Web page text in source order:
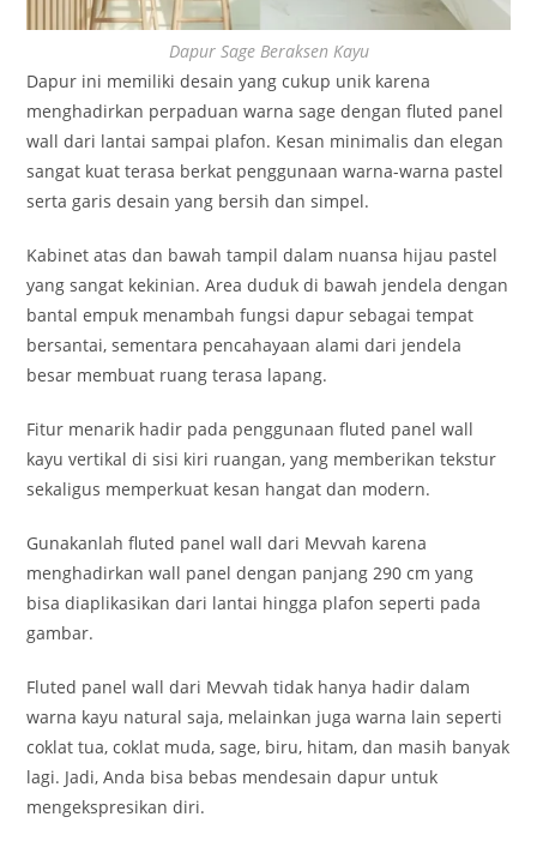
Dapur Sage Beraksen Kayu
Dapur ini memiliki desain yang cukup unik karena
menghadirkan perpaduan warna sage dengan fluted panel
wall dari lantai sampai plafon. Kesan minimalis dan elegan
sangat kuat terasa berkat penggunaan warna-warna pastel
serta garis desain yang bersih dan simpel.
Kabinet atas dan bawah tampil dalam nuansa hijau pastel
yang sangat kekinian. Area duduk di bawah jendela dengan
bantal empuk menambah fungsi dapur sebagai tempat
bersantai, sementara pencahayaan alami dari jendela
besar membuat ruang terasa lapang.
Fitur menarik hadir pada penggunaan fluted panel wall
kayu vertikal di sisi kiri ruangan, yang memberikan tekstur
sekaligus memperkuat kesan hangat dan modern.
Gunakanlah fluted panel wall dari Mevvah karena
menghadirkan wall panel dengan panjang 290 cm yang
bisa diaplikasikan dari lantai hingga plafon seperti pada
gambar.
Fluted panel wall dari Mevvah tidak hanya hadir dalam
warna kayu natural saja, melainkan juga warna lain seperti
coklat tua, coklat muda, sage, biru, hitam, dan masih banyak
lagi. Jadi, Anda bisa bebas mendesain dapur untuk
mengekspresikan diri.